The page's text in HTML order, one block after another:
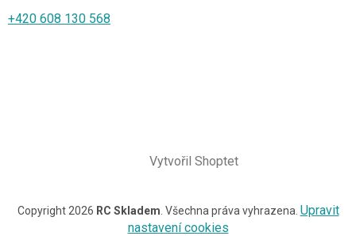
+420 608 130 568
Vytvořil Shoptet
Copyright 2026 RC Skladem . Všechna práva vyhrazena. Upravit
nastavení cookies